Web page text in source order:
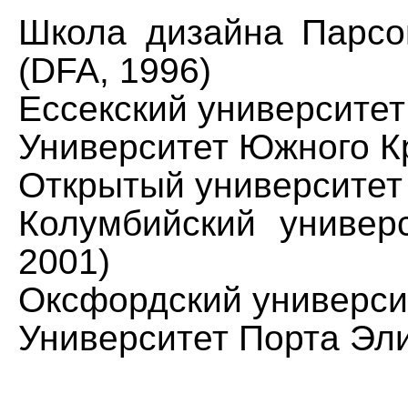
Школа дизайна
(DFA, 1996)
Ессекский
Университет Южного
Открытый
Колумбийский
2001)
Оксфордский
Университет Порта